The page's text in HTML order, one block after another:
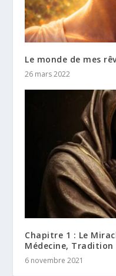
Le monde de mes
26 mars 2022
Chapitre 1 : Le
Médecine, Tradition
6 novembre 2021